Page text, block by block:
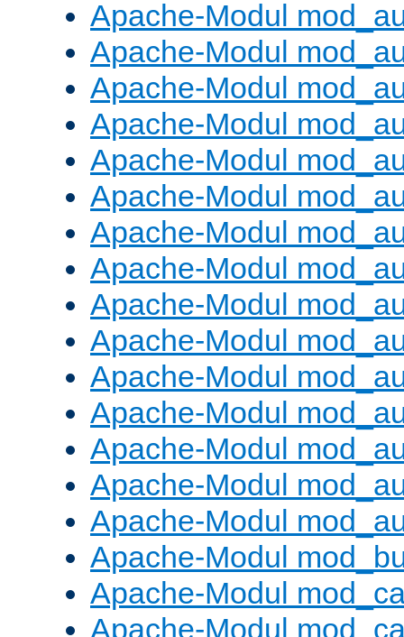
Apache-Modul
Apache-Modul
Apache-Modul
Apache-Modul
Apache-Modul
Apache-Modul
Apache-Modul
Apache-Modul
Apache-Modul
Apache-Modul
Apache-Modul
Apache-Modul
Apache-Modul
Apache-Modul
Apache-Modul
Apache-Modul
Apache-Modul
Apache-Modul